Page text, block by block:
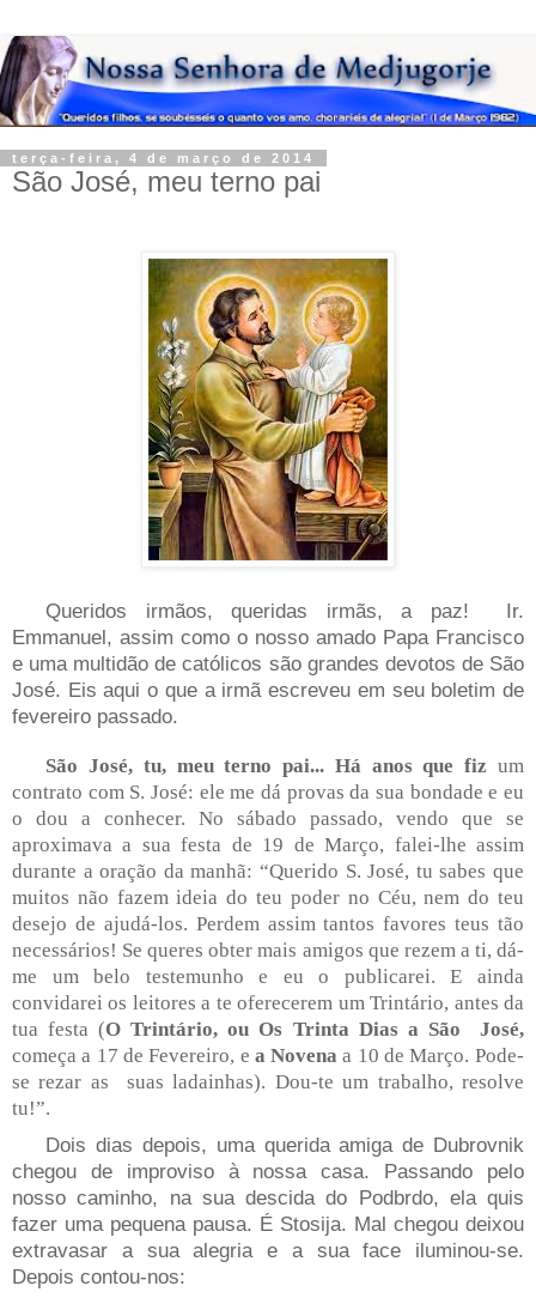
terça-feira, 4 de março de 2014
São José, meu terno pai
Queridos irmãos, queridas irmãs, a paz! Ir.
Emmanuel, assim como o nosso amado Papa Francisco
e uma multidão de católicos são grandes devotos de São
José. Eis aqui o que a irmã escreveu em seu boletim de
fevereiro passado.
São José, tu, meu terno pai... Há anos que fiz um
contrato com S. José: ele me dá provas da sua bondade e eu
o dou a conhecer. No sábado passado, vendo que se
aproximava a sua festa de 19 de Março, falei-lhe assim
durante a oração da manhã: “Querido S. José, tu sabes que
muitos não fazem ideia do teu poder no Céu, nem do teu
desejo de ajudá-los. Perdem assim tantos favores teus tão
necessários! Se queres obter mais amigos que rezem a ti, dá-
me um belo testemunho e eu o publicarei. E ainda
convidarei os leitores a te oferecerem um Trintário, antes da
tua festa (O Trintário, ou Os Trinta Dias a São José,
começa a 17 de Fevereiro, e a Novenaa 10 de Março. Pode-
se rezar as suas ladainhas). Dou-te um trabalho, resolve
tu!”.
Dois dias depois, uma querida amiga de Dubrovnik
chegou de improviso à nossa casa. Passando pelo
nosso caminho, na sua descida do Podbrdo, ela quis
fazer uma pequena pausa. É Stosija. Mal chegou deixou
extravasar a sua alegria e a sua face iluminou-se.
Depois contou-nos: